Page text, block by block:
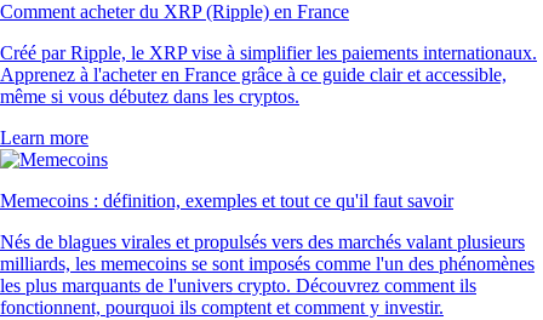
Comment acheter du XRP (Ripple) en France
Créé par Ripple, le XRP vise à simplifier les paiements internationaux.
Apprenez à l'acheter en France grâce à ce guide clair et accessible,
même si vous débutez dans les cryptos.
Learn more
Memecoins : définition, exemples et tout ce qu'il faut savoir
Nés de blagues virales et propulsés vers des marchés valant plusieurs
milliards, les memecoins se sont imposés comme l'un des phénomènes
les plus marquants de l'univers crypto. Découvrez comment ils
fonctionnent, pourquoi ils comptent et comment y investir.